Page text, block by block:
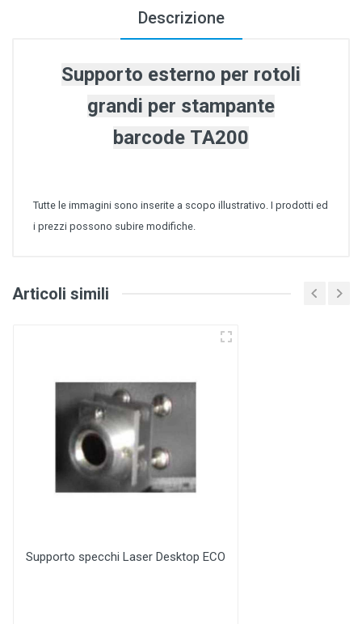
Descrizione
Supporto esterno per rotoli
grandi per stampante
barcode TA200
Tutte le immagini sono inserite a scopo illustrativo. I prodotti ed
i prezzi possono subire modifiche.
Articoli simili
Supporto specchi Laser Desktop ECO